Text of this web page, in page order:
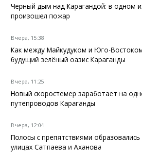
Черный дым над Карагандой: в одном
произошел пожар
Вчера, 15:38
Как между Майкудуком и Юго-
будущий зелёный оазис Караганды
Вчера, 11:25
Новый скоростемер заработает на
путепроводов Караганды
Вчера, 12:04
Полосы с препятствиями
улицах Сатпаева и Аханова